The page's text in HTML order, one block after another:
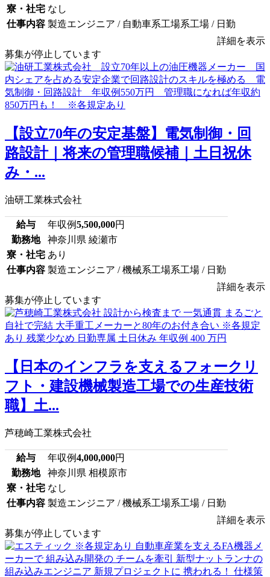
寮・社宅 なし
仕事内容 製造エンジニア / 自動車系工場系工場 / 日勤
詳細を表示
募集が停止しています
【設立70年の安定基盤】電気制御・回
路設計｜将来の管理職候補｜土日祝休
み・...
油研工業株式会社
給与 年収例5,500,000円
勤務地
神奈川県 綾瀬市
寮・社宅 あり
仕事内容 製造エンジニア / 機械系工場系工場 / 日勤
詳細を表示
募集が停止しています
【日本のインフラを支えるフォークリ
フト・建設機械製造工場での生産技術
職】土...
芦穂崎工業株式会社
給与 年収例4,000,000円
勤務地
神奈川県 相模原市
寮・社宅 なし
仕事内容 製造エンジニア / 機械系工場系工場 / 日勤
詳細を表示
募集が停止しています